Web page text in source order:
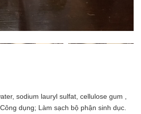
sodium lauryl sulfat, cellulose gum ,
dụng; Làm sạch bộ phận sinh dục.